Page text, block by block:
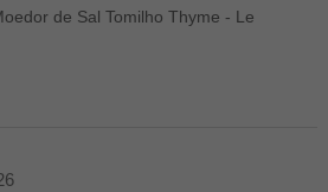
de Sal Tomilho Thyme - Le